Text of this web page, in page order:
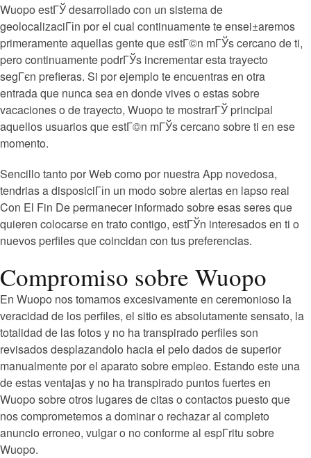
Wuopo estГЎ desarrollado con un sistema de
geolocalizaciГіn por el cual continuamente te ensei±aremos
primeramente aquellas gente que estГ©n mГЎs cercano de ti,
pero continuamente podrГЎs incrementar esta trayecto
segГєn prefieras. Si por ejemplo te encuentras en otra
entrada que nunca sea en donde vives o estas sobre
vacaciones o de trayecto, Wuopo te mostrarГЎ principal
aquellos usuarios que estГ©n mГЎs cercano sobre ti en ese
momento.
Sencillo tanto por Web como por nuestra App novedosa,
tendri­as a disposiciГіn un modo sobre alertas en lapso real
Con El Fin De permanecer informado sobre esas seres que
quieren colocarse en trato contigo, estГЎn interesados en ti o
nuevos perfiles que coincidan con tus preferencias.
Compromiso sobre Wuopo
En Wuopo nos tomamos excesivamente en ceremonioso la
veracidad de los perfiles, el sitio es absolutamente sensato, la
totalidad de las fotos y no ha transpirado perfiles son
revisados desplazandolo hacia el pelo dados de superior
manualmente por el aparato sobre empleo. Estando este una
de estas ventajas y no ha transpirado puntos fuertes en
Wuopo sobre otros lugares de citas o contactos puesto que
nos comprometemos a dominar o rechazar al completo
anuncio erroneo, vulgar o no conforme al espГ­ritu sobre
Wuopo.